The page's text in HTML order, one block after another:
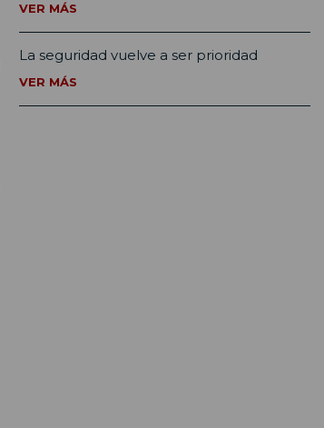
VER MÁS
La seguridad vuelve a ser prioridad
VER MÁS